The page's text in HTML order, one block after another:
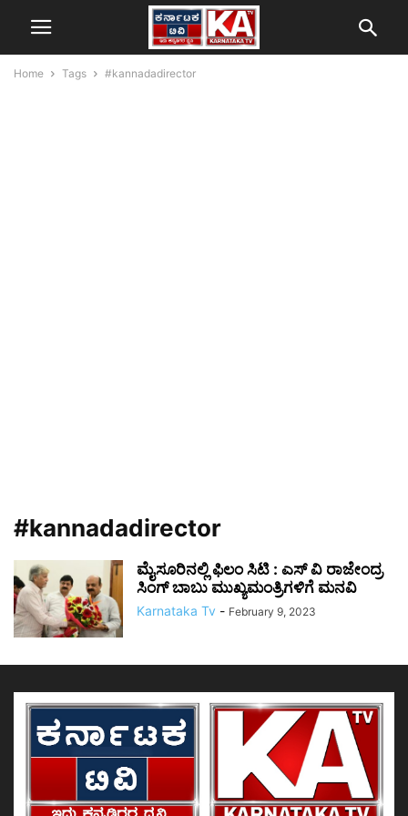
Home Tags #kannadadirector
#kannadadirector
ಮೈಸೂರಿನಲ್ಲಿ ಫಿಲಂ ಸಿಟಿ : ಎಸ್ ವಿ ರಾಜೇಂದ್ರ
ಸಿಂಗ್ ಬಾಬು ಮುಖ್ಯಮಂತ್ರಿಗಳಿಗೆ ಮನವಿ
Karnataka Tv - February 9, 2023